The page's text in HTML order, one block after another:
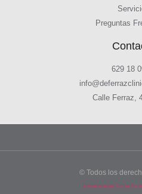
Preguntas
629 18
Calle Ferraz,
© Todos los
Diseño web por Carlos Pérez